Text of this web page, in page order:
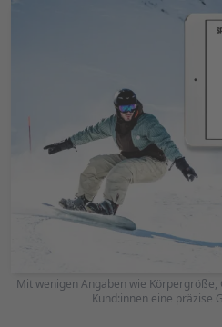
Mit wenigen Angaben wie
Kund:innen eine präzise